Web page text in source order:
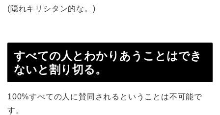
(隠れキリシタン的な。)
すべての人とわかりあうことはでき
ないと割り切る。
100%すべての人に賛同されるということは不可能で
す。